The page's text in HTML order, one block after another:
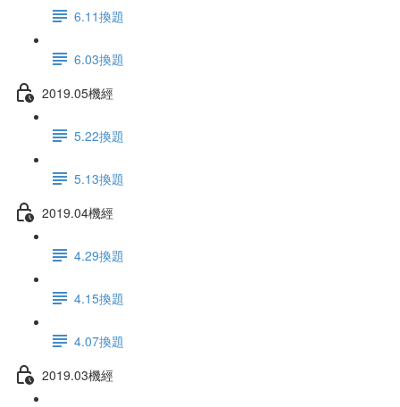
6.11換題
6.03換題
2019.05機經
5.22換題
5.13換題
2019.04機經
4.29換題
4.15換題
4.07換題
2019.03機經